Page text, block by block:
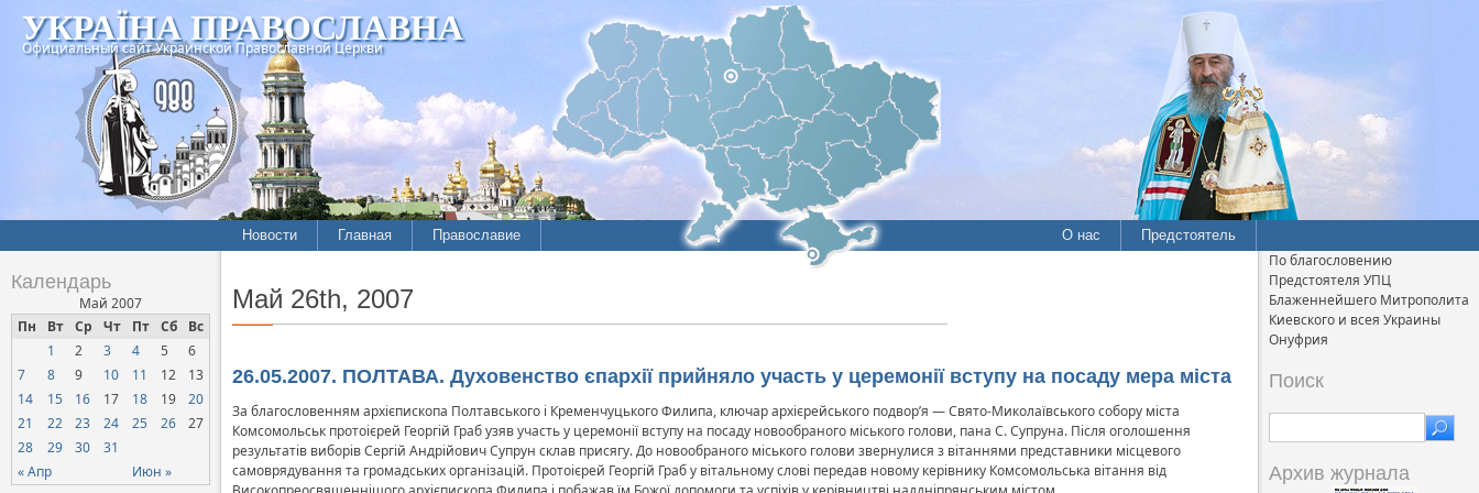
УКРАЇНА ПРАВОСЛАВНА
Официальный сайт Украинской Православной Церкви
Новости Главная Православие О нас Предстоятель
Календарь
Май 2007
Пн
Вт Ср Чт Пт Сб Вс
« Апр Июн »
1 2 3 4 5
6
7
8 9 10 11 12
13
14
15 16 17 18 19
20
21
22 23 24 25 26
27
28
29 30 31
Май 26th, 2007
26.05.2007. ПОЛТАВА. Духовенство єпархії прийняло участь у церемонії вступу на посаду мера міста
За благословенням архієпископа Полтавського і Кременчуцького Филипа, ключар архієрейського подвор’я — Свято-Миколаївського собору міста
Комсомольськ протоієрей Георгій Граб узяв участь у церемонії вступу на посаду новообраного міського голови, пана С. Супруна. Після оголошення
результатів виборів Сергій Андрійович Супрун склав присягу. До новообраного міського голови звернулися з вітаннями представники місцевого
самоврядування та громадських організацій. Протоієрей Георгій Граб у вітальному слові передав новому керівнику Комсомольська вітання від
По благословению
Предстоятеля УПЦ
Блаженнейшего Митрополита
Киевского и всея Украины
Онуфрия
Поиск
Архив журнала